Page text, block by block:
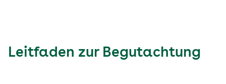
Leitfaden zur Begutachtung